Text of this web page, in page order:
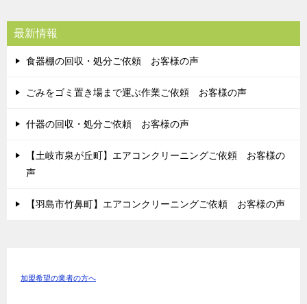
最新情報
食器棚の回収・処分ご依頼 お客様の声
ごみをゴミ置き場まで運ぶ作業ご依頼 お客様の声
什器の回収・処分ご依頼 お客様の声
【土岐市泉が丘町】エアコンクリーニングご依頼 お客様の
声
【羽島市竹鼻町】エアコンクリーニングご依頼 お客様の声
加盟希望の業者の方へ